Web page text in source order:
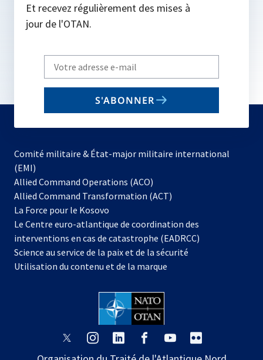
Et recevez régulièrement des mises à
jour de l'OTAN.
Write
your
email
S'ABONNER
Comité militaire & État-major militaire international
(EMI)
Allied Command Operations (ACO)
dans
nouvel
onglet
Allied Command Transformation (ACT)
La Force pour le Kosovo
dans
un
nouvel
onglet
Le Centre euro-atlantique de coordination des
interventions en cas de catastrophe (EADRCC)
Science au service de la paix et de la sécurité
Utilisation du contenu et de la marque
s’ouvres’ouvres’ouvres’ouvres’ouvre